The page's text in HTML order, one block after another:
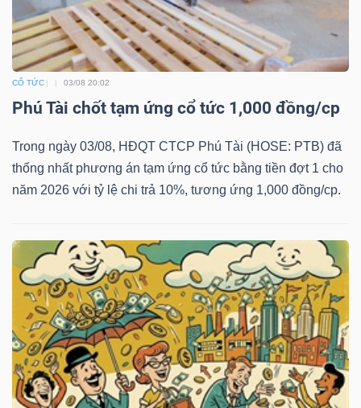
CỔ TỨC 03/08 20:02
Phú Tài chốt tạm ứng cổ tức 1,000 đồng/cp
Trong ngày 03/08, HĐQT CTCP Phú Tài (HOSE: PTB) đã
thống nhất phương án tạm ứng cổ tức bằng tiền đợt 1 cho
năm 2026 với tỷ lệ chi trả 10%, tương ứng 1,000 đồng/cp.
(-)
Báo
cáo
phân
(-)
Dịch
vụ
(-)